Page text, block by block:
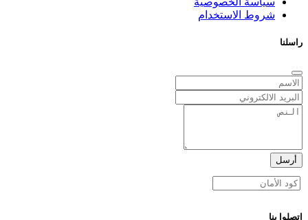
شروط الاستخدام
راسلنا
أرسل
اتصلوا بنا